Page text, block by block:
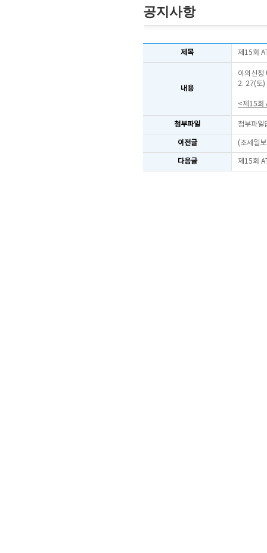
공지사항
제목 제15회
내용
이의신청
2. 27(토)
<제15회
첨부파일 첨부파일
이전글 (조세일
다음글 제15회